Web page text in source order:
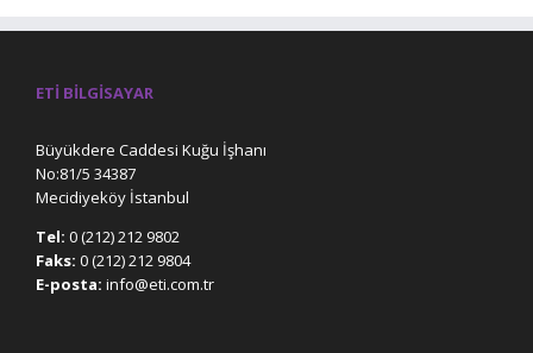
ETI BILGISAYAR
Büyükdere Caddesi Kuğu İşhanı
No:81/5 34387
Mecidiyeköy İstanbul
Tel: 0 (212) 212 9802
Faks: 0 (212) 212 9804
E-posta: info@eti.com.tr